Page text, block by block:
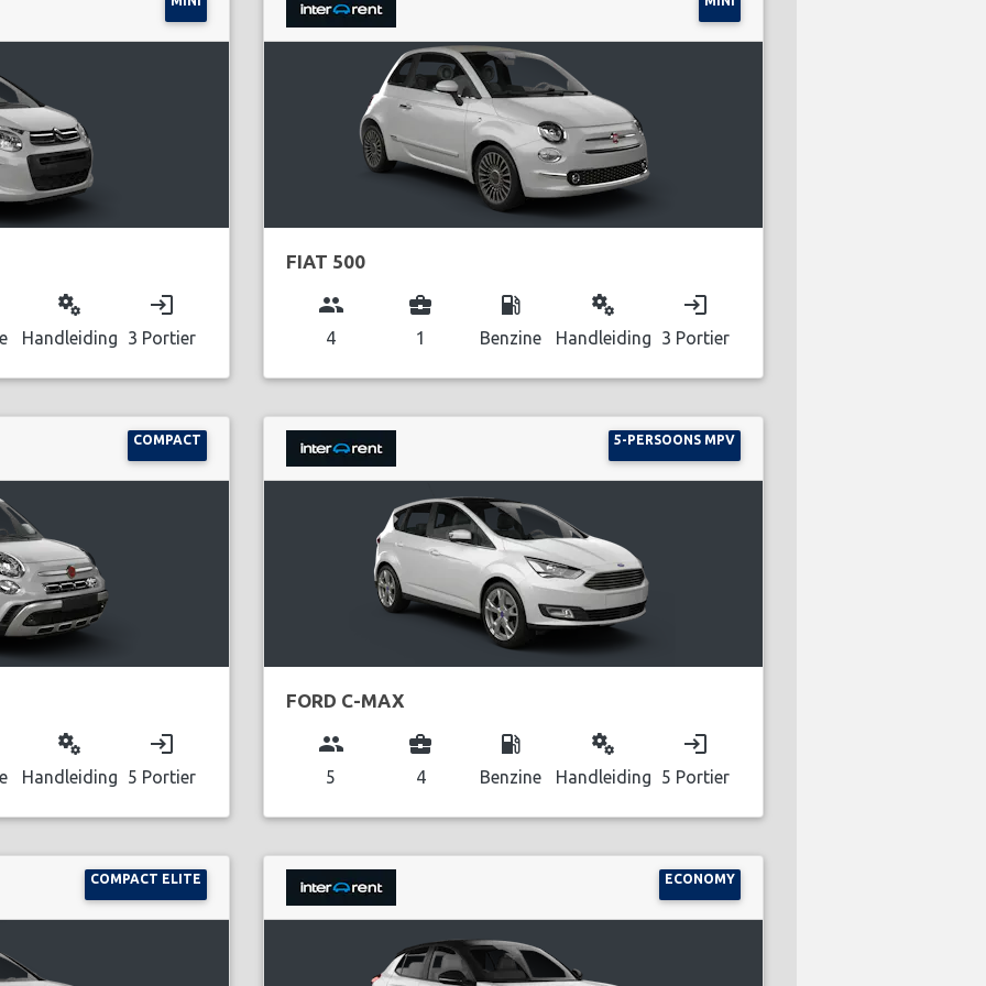
miscellaneous_services
Handleiding
login
3 Portier
FIAT 500
group
4
business_center
1
local_gas_station
Benzine
miscellaneous_services
Handleiding
login
3 Portier
COMPACT
miscellaneous_services
Handleiding
login
5 Portier
5-PERSOONS MPV
FORD C-MAX
group
5
business_center
4
local_gas_station
Benzine
miscellaneous_services
Handleiding
login
5 Portier
COMPACT ELITE ECONOMY